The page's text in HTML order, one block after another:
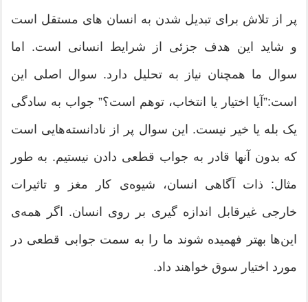
پر از تلاش برای تبدیل شدن به انسان های مستقل است
و شاید این هدف جزئی از شرایط انسانی است. اما
سوال ما همچنان نیاز به تحلیل دارد. سوال اصلی این
است:”آیا اختیار یا انتخاب، توهم است؟” جواب به سادگی
یک بله یا خیر نیست. این سوال پر از نادانسته‌هایی است
که بدون آنها قادر به جواب قطعی دادن نیستیم. به طور
مثال: ذات آگاهی انسان، شیوه‌ی کار مغز و تاثیرات
خارجی غیرقابل اندازه گیری بر روی انسان. اگر همه‌ی
این‌ها بهتر فهمیده شوند ما را به سمت جوابی قطعی در
مورد اختیار سوق خواهند داد.